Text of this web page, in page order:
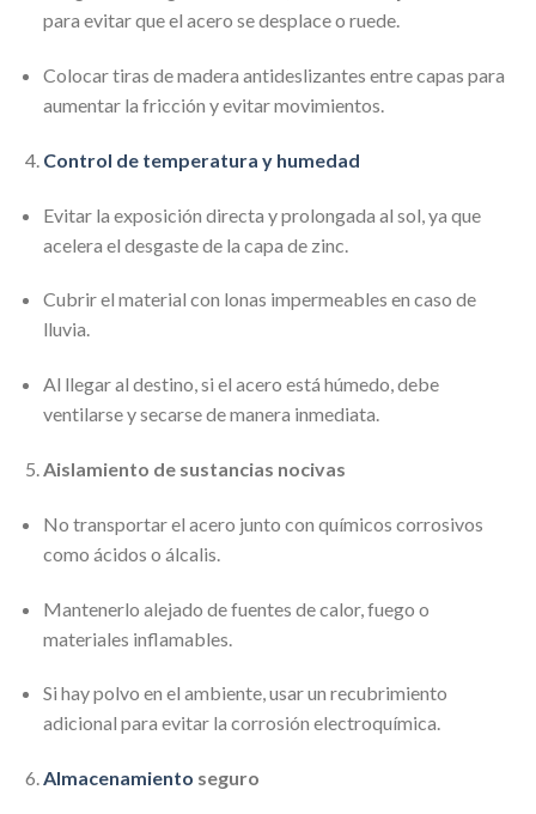
para evitar que el acero se desplace o ruede.
Colocar tiras de madera antideslizantes entre capas para
aumentar la fricción y evitar movimientos.
Control de temperatura y humedad
Evitar la exposición directa y prolongada al sol, ya que
acelera el desgaste de la capa de zinc.
Cubrir el material con lonas impermeables en caso de
lluvia.
Al llegar al destino, si el acero está húmedo, debe
ventilarse y secarse de manera inmediata.
Aislamiento de sustancias nocivas
No transportar el acero junto con químicos corrosivos
como ácidos o álcalis.
Mantenerlo alejado de fuentes de calor, fuego o
materiales inflamables.
Si hay polvo en el ambiente, usar un recubrimiento
adicional para evitar la corrosión electroquímica.
Almacenamiento seguro